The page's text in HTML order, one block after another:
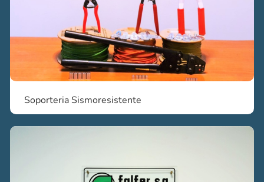
Soporteria Sismoresistente